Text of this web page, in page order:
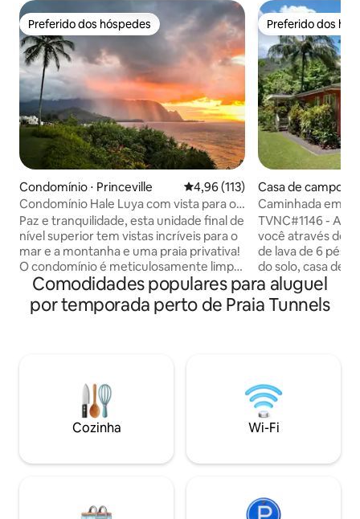
Preferido dos hóspedes
Preferido dos hóspedes
Condomínio ⋅ Princeville 4,96 de uma avaliação média de
4,96 (113)
Condomínio Hale Luya com vista para o
mar e praia privativa
Paz e tranquilidade, esta unidade final de
nível superior tem vistas incríveis para o
mar e a montanha e uma praia privativa!
O condomínio é meticulosamente limpo,
tudo o que você precisa para uma
estadia perfeitamente tranquila.
Caminhe até o 1Hotel Hanalei para uma
camas king size. A poucos passos da
tem todos os novos aparelhos.
Observação de baleias da Lana'i com 4
conveniente.
Preferido dos
Preferido dos
Casa de campo ⋅
Caminhada em
a praia de Tunnels
TVNC#1146 - A entrada fechada leva
você através de
de lava de 6 pés. A parte de trás, no nível
do solo, casa de
tradicional é
atrás da casa da
O quintal Lanai
a casa de 1600 pés
1/3 milha até Tunnels
Estilo de vida em Kauai
propriedade
Comodidades populares para aluguel
por temporada perto de Praia Tunnels
Cozinha Wi-Fi